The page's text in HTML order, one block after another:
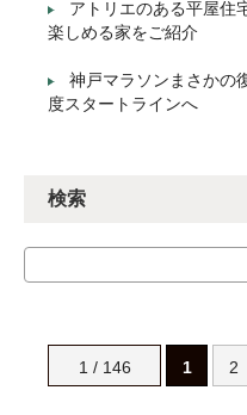
アトリエのある平屋住
楽しめる家をご紹介
神戸マラソンまさかの
度スタートラインへ
検索
検索
1 / 146 1 2